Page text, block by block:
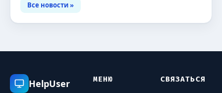
Все новости »
HelpUser МЕНЮ СВЯЗАТЬСЯ